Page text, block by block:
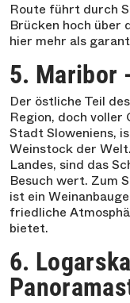
Route führt durch
Brücken hoch über
hier mehr als
5. Maribor
Der östliche Teil
Region, doch voller
Stadt Sloweniens,
Weinstock der
Landes, sind das
Besuch wert. Zum
ist ein
friedliche
bietet.
6.